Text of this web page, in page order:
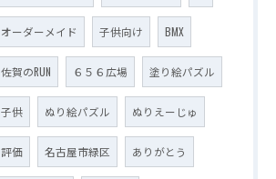
オーダーメイド 子供向け BMX
佐賀のRUN ６５６広場 塗り絵パズル
子供 ぬり絵パズル ぬりえーじゅ
評価 名古屋市緑区 ありがとう